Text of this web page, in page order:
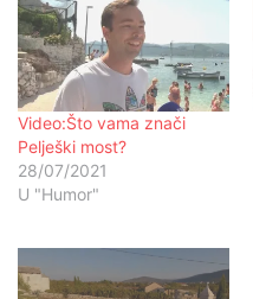
Video:Što vama znači
Pelješki most?
28/07/2021
U "Humor"